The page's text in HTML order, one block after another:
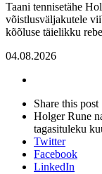
Taani tennisetähe
võistlusväljakutele
kõõluse täielikku
04.08.2026
post
Share this post
Holger Rune
tagasituleku
Twitter
Facebook
LinkedIn